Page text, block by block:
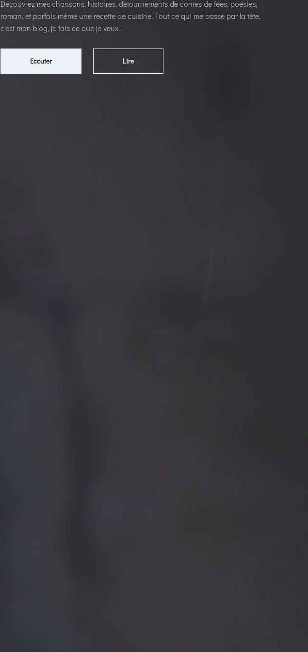
Découvrez mes chansons, histoires, détournements de contes de fées, poésies,
roman, et parfois même une recette de cuisine. Tout ce qui me passe par la tête,
c'est mon blog, je fais ce que je veux.
Ecouter Lire